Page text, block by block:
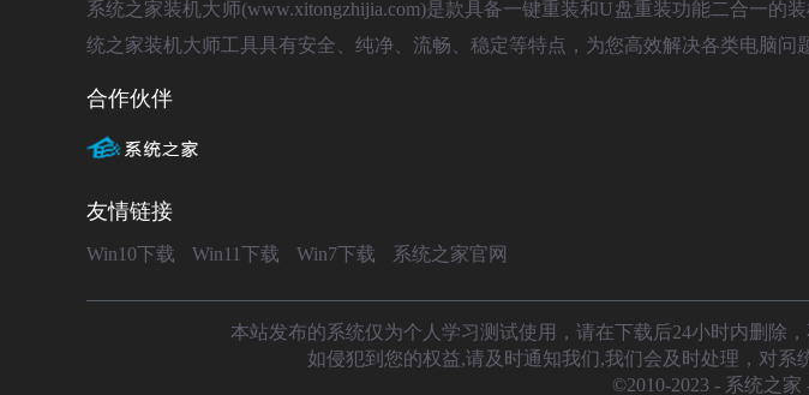
系统之家装机大师(www.xitongzhijia.com)是款具备一键重装和U盘重装功能二合一的
统之家装机大师工具具有安全、纯净、流畅、稳定等特点，为您高效解决各类电脑问
合作伙伴
友情链接
Win10下载 Win11下载 Win7下载 系统之家官网
本站发布的系统仅为个人学习测试使用，请在下载后24小时内删除
如侵犯到您的权益,请及时通知我们,我们会及时处理，对系
©2010-2023 - 系统之家